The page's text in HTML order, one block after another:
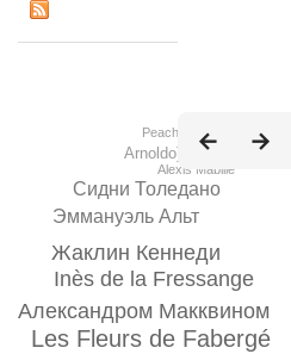
Les Fleurs de Fabergé
Александром Макквином
Inès de la Fressange
Жаклин Кеннеди
Эммануэль Альт
Сидни Толедано
Arnoldo][Battois
Peachoo+Krejberg
Alexis Mabille